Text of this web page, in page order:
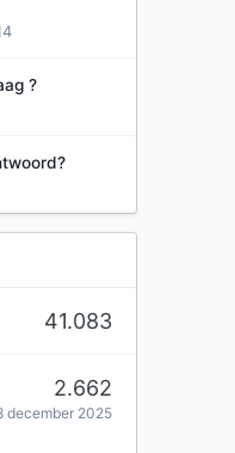
?
41.083
2.662
december 2025